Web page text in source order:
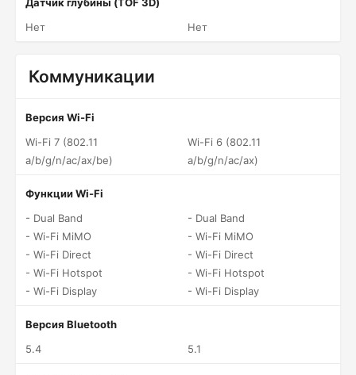
Нет
Нет
Коммуникации
Версия Wi-Fi
Wi-Fi 7 (802.11
a/b/g/n/ac/ax/be)
Wi-Fi 6 (802.11
a/b/g/n/ac/ax)
Функции Wi-Fi
- Dual Band
- Wi-Fi MiMO
- Wi-Fi Direct
- Wi-Fi Hotspot
- Wi-Fi Display
- Dual Band
- Wi-Fi MiMO
- Wi-Fi Direct
- Wi-Fi Hotspot
- Wi-Fi Display
Версия Bluetooth
5.4
5.1